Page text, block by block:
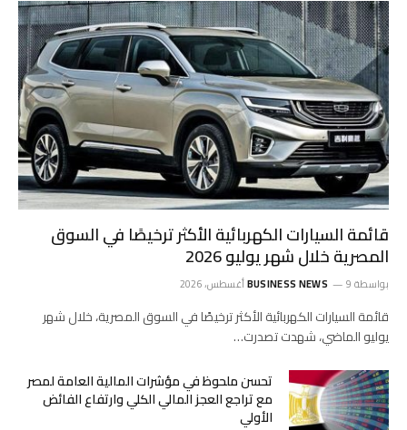
قائمة السيارات الكهربائية الأكثر ترخيصًا في السوق
المصرية خلال شهر يوليو 2026
بواسطة BUSINESS NEWS 9 أغسطس، 2026
قائمة السيارات الكهربائية الأكثر ترخيصًا في السوق المصرية، خلال شهر
يوليو الماضي، شهدت تصدرت…
تحسن ملحوظ في مؤشرات المالية العامة لمصر
مع تراجع العجز المالي الكلي وارتفاع الفائض
الأولي